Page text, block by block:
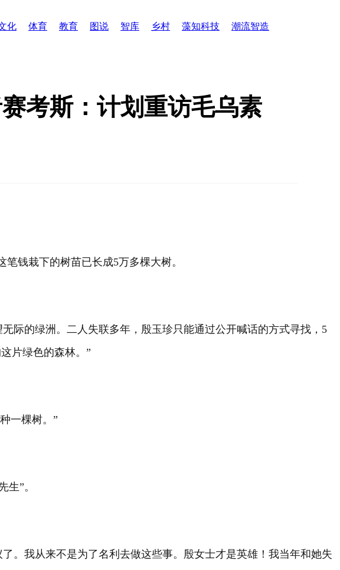
化 体育 教育 图说 智库 乡村 藻知科技
潮流智造
考斯：计划重访毛乌素
钱栽下的树苗已长成5万多棵大树。
际的绿洲。二人失联多年，殷玉珍只能通过公开喊话的方式寻找，5
片绿色的森林。”
一棵树。”
生”。
。我从来不是为了名利去做这些事。殷女士才是英雄！我当年和她失